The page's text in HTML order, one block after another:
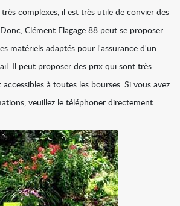
complexes, il est très utile de convier des
Clément Elagage 88 peut se proposer
matériels adaptés pour l'assurance d'un
Il peut proposer des prix qui sont très
à toutes les bourses. Si vous avez
veuillez le téléphoner directement.